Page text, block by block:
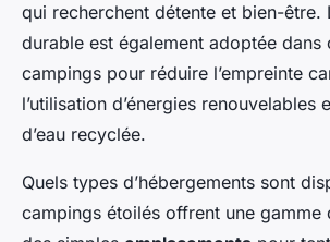
qui recherchent détente et bien-être.
durable est également adoptée dans
campings pour réduire l’empreinte
l’utilisation d’énergies renouvelables
d’eau recyclée.
Quels types d’hébergements sont
campings étoilés offrent une gamme